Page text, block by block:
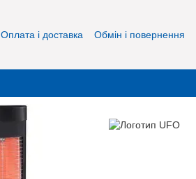
Оплата і доставка Обмін і повернення